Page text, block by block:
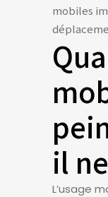
mobiles
il
L’usage